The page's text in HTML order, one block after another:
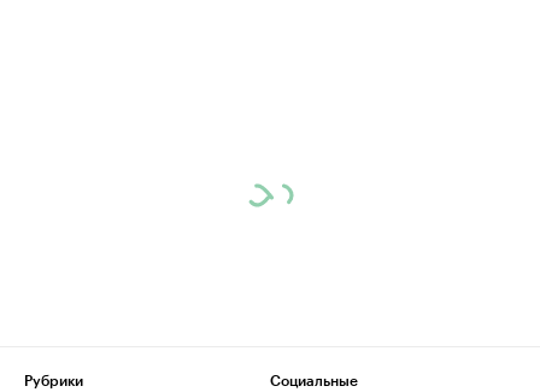
Рубрики
Социальные